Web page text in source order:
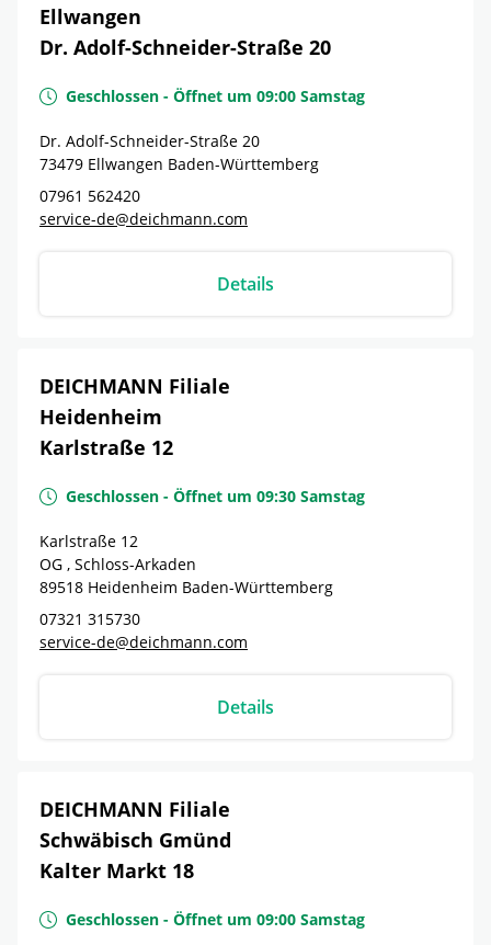
Ellwangen
Dr. Adolf-Schneider-Straße 20
Geschlossen - Öffnet um 09:00 Samstag
Dr. Adolf-Schneider-Straße 20
73479 Ellwangen Baden-Württemberg
07961 562420
service-de@deichmann.com
Details
DEICHMANN Filiale
Heidenheim
Karlstraße 12
Geschlossen - Öffnet um 09:30 Samstag
Karlstraße 12
OG , Schloss-Arkaden
89518 Heidenheim Baden-Württemberg
07321 315730
service-de@deichmann.com
Details
DEICHMANN Filiale
Schwäbisch Gmünd
Kalter Markt 18
Geschlossen - Öffnet um 09:00 Samstag